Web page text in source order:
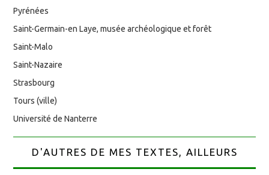
Pyrénées
Saint-Germain-en Laye, musée archéologique et forêt
Saint-Malo
Saint-Nazaire
Strasbourg
Tours (ville)
Université de Nanterre
D'AUTRES DE MES TEXTES, AILLEURS